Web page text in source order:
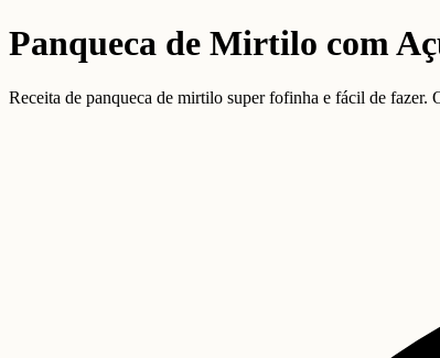
Panqueca de Mirtilo com
Receita de panqueca de mirtilo super fofinha e fácil de fazer.